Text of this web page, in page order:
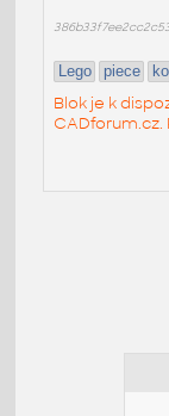
Lego piece
Blok je k
CADforum.cz.